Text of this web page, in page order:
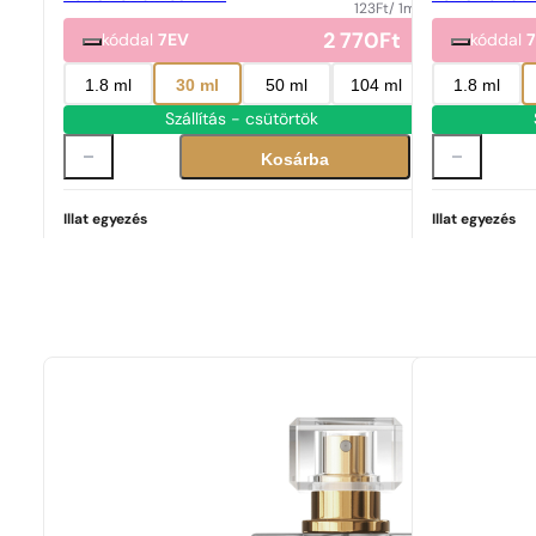
123Ft/ 1ml
kóddal7EV 2 770 Ft
1.8 ml 30 ml 50 ml 104 ml
Szállítás - csütörtök
Kosárba
Illat egyezés
kóddal
1.8 ml
Illat egyezés